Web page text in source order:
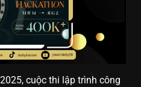
cuộc thi lập trình công